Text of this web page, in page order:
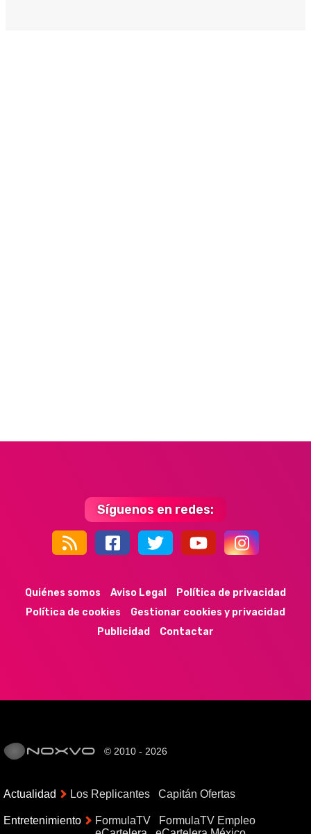
Síguenos en redes:
44k 9k 35k 352
Quiénes somos Aviso Legal
Política de privacidad
Política de cookies
Gestionar cookies y privacidad
Publicidad
Contactar
© 2010 - 2026
Actualidad Los Replicantes Capitán Ofertas
Entretenimiento FormulaTV
FormulaTV Empleo